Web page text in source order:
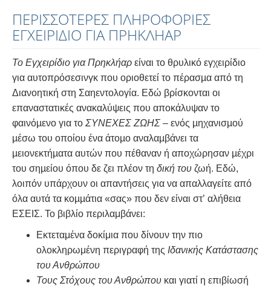
ΠΕΡΙΣΣΟΤΕΡΕΣ ΠΛΗΡΟΦΟΡΙΕΣ
ΕΓΧΕΙΡΙΔΙΟ ΓΙΑ ΠΡΗΚΛΗΑΡ
Το Εγχειρίδιο για Πρηκλήαρ είναι το θρυλικό εγχειρίδιο
για αυτοπρόσεσινγκ που οριοθετεί το πέρασµα από τη
Διανοητική στη Σαηεντολογία. Εδώ βρίσκονται οι
επαναστατικές ανακαλύψεις που αποκάλυψαν το
φαινόµενο για το ΣΥΝΕΧΕΣ ΖΩΗΣ – ενός µηχανισµού
µέσω του οποίου ένα άτοµο αναλαµβάνει τα
µειονεκτήµατα αυτών που πέθαναν ή αποχώρησαν µέχρι
του σηµείου όπου δε ζει πλέον τη δική του ζωή. Εδώ,
λοιπόν υπάρχουν οι απαντήσεις για να απαλλαγείτε από
όλα αυτά τα κοµµάτια «σας» που δεν είναι στ’ αλήθεια
ΕΣΕΙΣ. Το βιβλίο περιλαμβάνει:
Εκτεταμένα δοκίμια που δίνουν την πιο
ολοκληρωμένη περιγραφή της Ιδανικής Κατάστασης
του Ανθρώπου
Τους Στόχους του Ανθρώπου και γιατί η επιβίωσή